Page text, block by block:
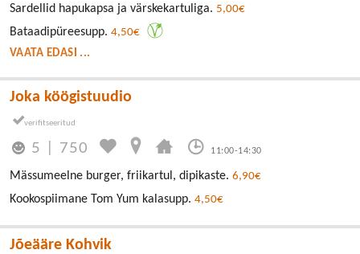
Sardellid hapukapsa ja värskekartuliga. 5,00€
Bataadipüreesupp. 4,50€
VAATA EDASI ...
Joka köögistuudio
5 750 11:00-14:30
Mässumeelne burger, friikartul, dipikaste. 6,90€
Kookospiimane Tom Yum kalasupp. 4,50€
Jõeääre Kohvik